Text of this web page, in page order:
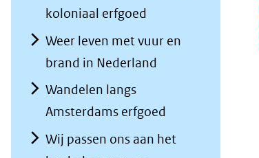
koloniaal erfgoed
Weer leven met vuur en
brand in Nederland
Wandelen langs
Amsterdams erfgoed
Wij passen ons aan het